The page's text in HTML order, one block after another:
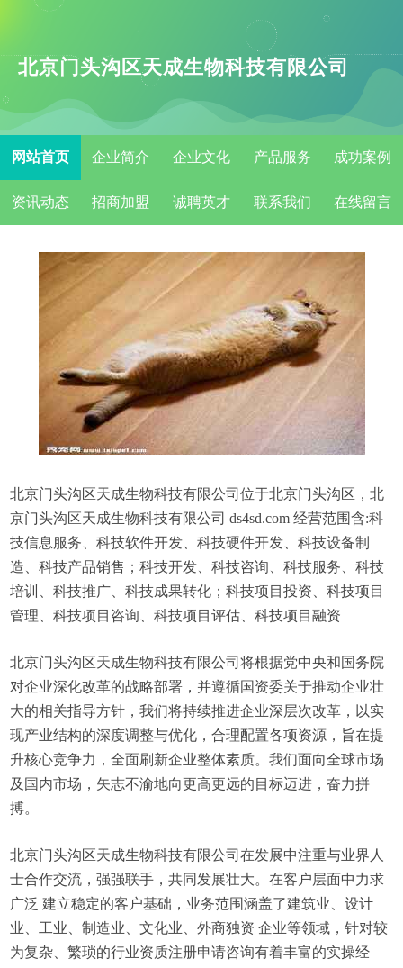
北京门头沟区天成生物科技有限公司
网站首页 企业简介 企业文化 产品服务 成功案例
资讯动态 招商加盟 诚聘英才 联系我们 在线留言
北京门头沟区天成生物科技有限公司位于北京门头沟区，北
京门头沟区天成生物科技有限公司 ds4sd.com 经营范围含:科
技信息服务、科技软件开发、科技硬件开发、科技设备制
造、科技产品销售；科技开发、科技咨询、科技服务、科技
培训、科技推广、科技成果转化；科技项目投资、科技项目
管理、科技项目咨询、科技项目评估、科技项目融资
北京门头沟区天成生物科技有限公司将根据党中央和国务院
对企业深化改革的战略部署，并遵循国资委关于推动企业壮
大的相关指导方针，我们将持续推进企业深层次改革，以实
现产业结构的深度调整与优化，合理配置各项资源，旨在提
升核心竞争力，全面刷新企业整体素质。我们面向全球市场
及国内市场，矢志不渝地向更高更远的目标迈进，奋力拼
搏。
北京门头沟区天成生物科技有限公司在发展中注重与业界人
士合作交流，强强联手，共同发展壮大。在客户层面中力求
广泛 建立稳定的客户基础，业务范围涵盖了建筑业、设计
业、工业、制造业、文化业、外商独资 企业等领域，针对较
为复杂、繁琐的行业资质注册申请咨询有着丰富的实操经